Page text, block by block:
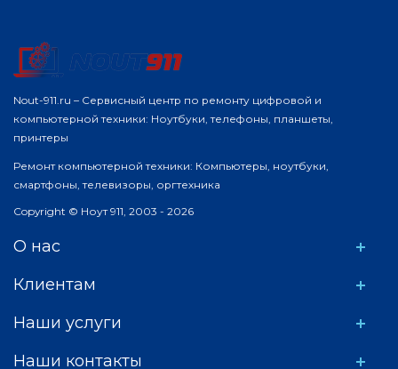
Nout-911.ru – Сервисный центр по ремонту цифровой и
компьютерной техники: Ноутбуки, телефоны, планшеты,
принтеры
Ремонт компьютерной техники: Компьютеры, ноутбуки,
смартфоны, телевизоры, оргтехника
Copyright © Ноут 911, 2003 - 2026
О нас
Клиентам
Наши услуги
Наши контакты